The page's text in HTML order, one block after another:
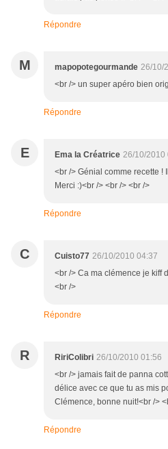
Répondre
M mapopotegourmande 26/10/
<br /> un super apéro bien
Répondre
E Ema la Créatrice 26/10/2010
<br /> Génial comme recette !
Merci :)<br /> <br /> <br />
Répondre
C Cuisto77 26/10/2010 04:37
<br /> Ca ma clémence je kiff
<br />
Répondre
R RiriColibri 26/10/2010 01:56
<br /> jamais fait de panna
délice avec ce que tu as mis
Clémence, bonne nuit!<br />
Répondre